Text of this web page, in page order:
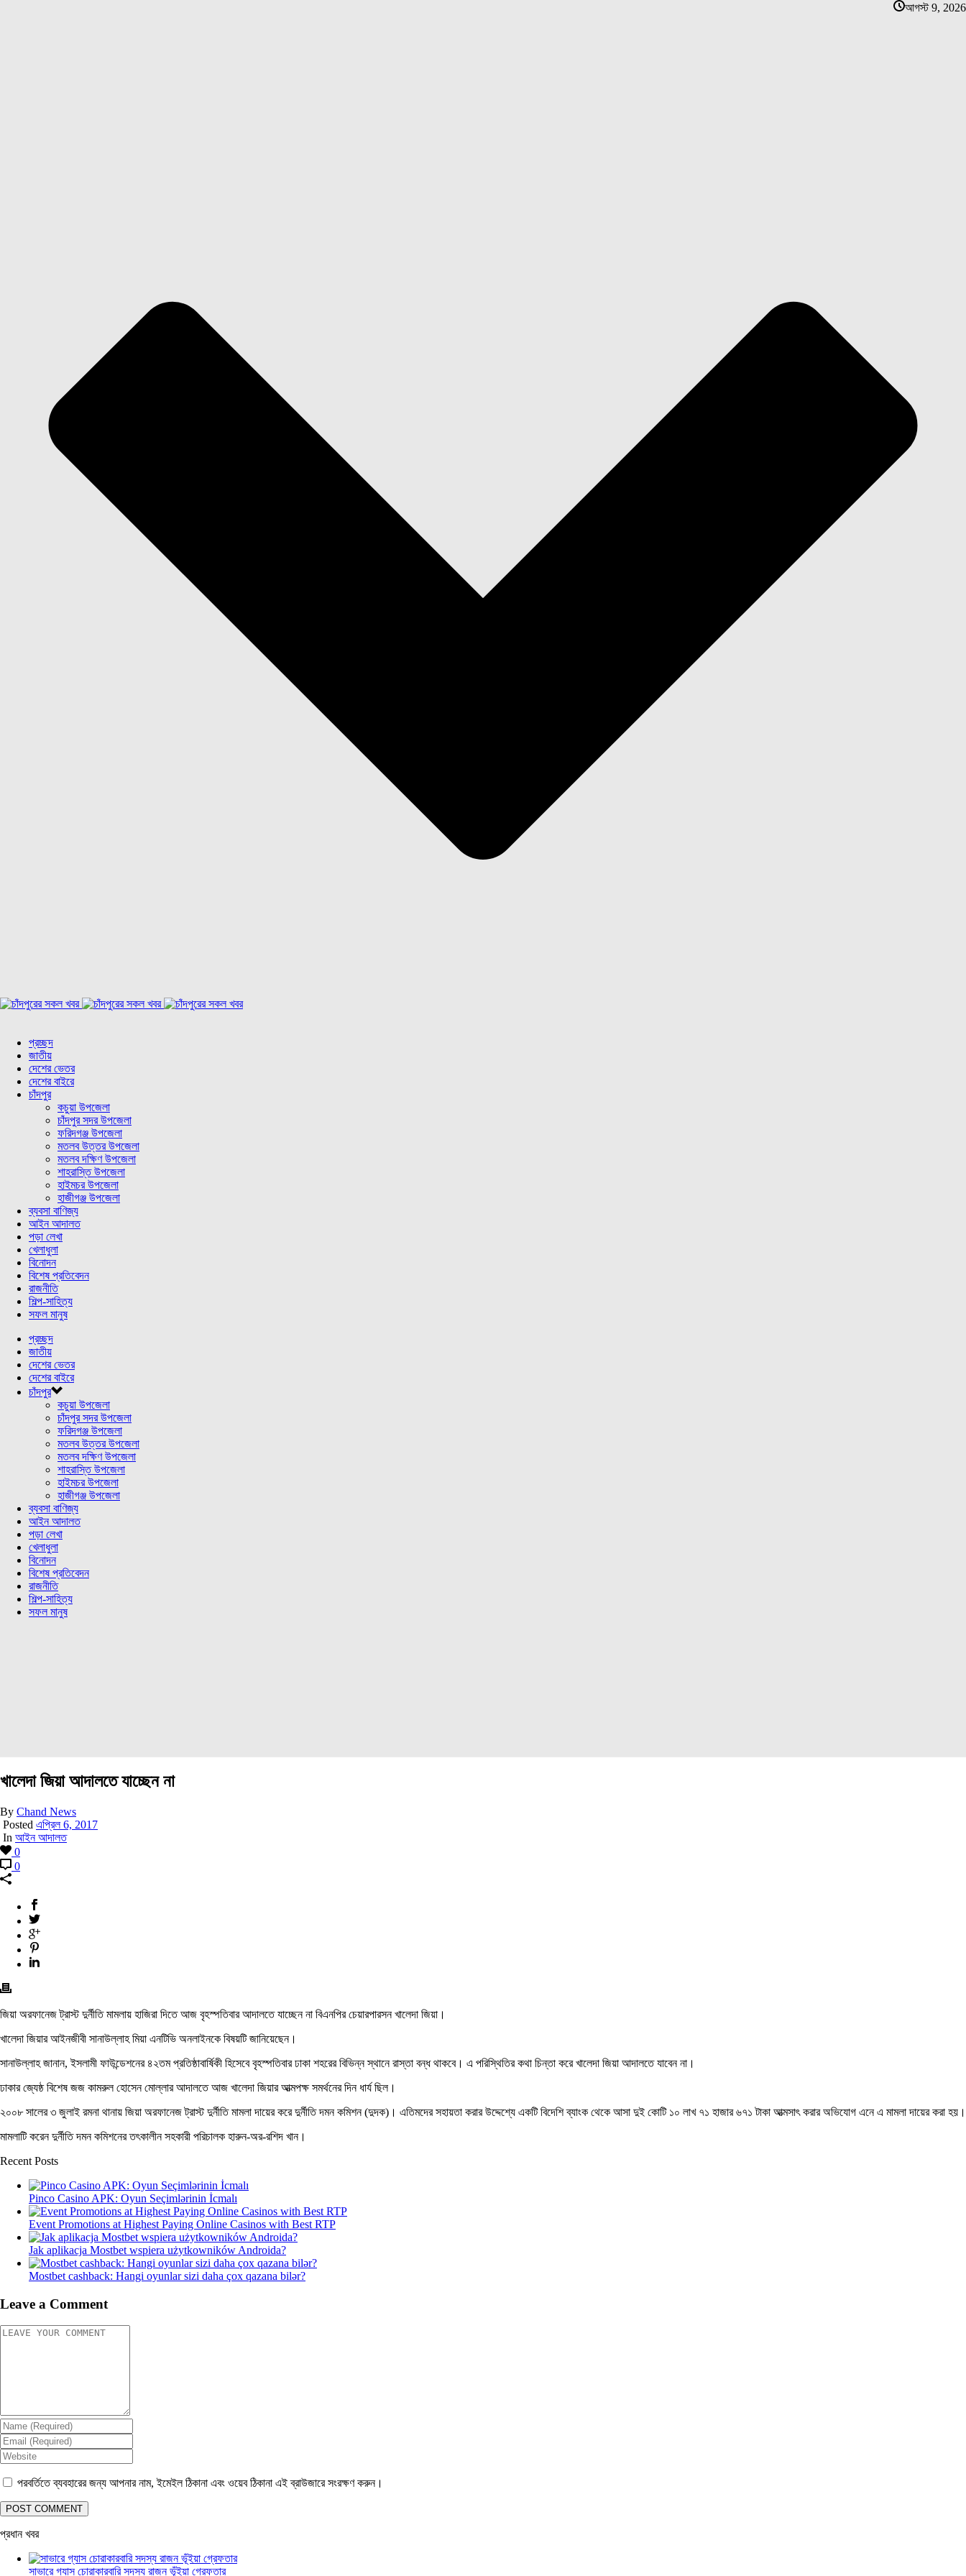
আগস্ট 9, 2026
প্রচ্ছদ
জাতীয়
দেশের ভেতর
দেশের বাইরে
চাঁদপুর
কচুয়া উপজেলা
চাঁদপুর সদর উপজেলা
ফরিদগঞ্জ উপজেলা
মতলব উত্তর উপজেলা
মতলব দক্ষিণ উপজেলা
শাহরাস্তি উপজেলা
হাইমচর উপজেলা
হাজীগঞ্জ উপজেলা
ব্যবসা বাণিজ্য
আইন আদালত
পড়া লেখা
খেলাধুলা
বিনোদন
বিশেষ প্রতিবেদন
রাজনীতি
শিল্প-সাহিত্য
সফল মানুষ
প্রচ্ছদ
জাতীয়
দেশের ভেতর
দেশের বাইরে
চাঁদপুর
কচুয়া উপজেলা
চাঁদপুর সদর উপজেলা
ফরিদগঞ্জ উপজেলা
মতলব উত্তর উপজেলা
মতলব দক্ষিণ উপজেলা
শাহরাস্তি উপজেলা
হাইমচর উপজেলা
হাজীগঞ্জ উপজেলা
ব্যবসা বাণিজ্য
আইন আদালত
পড়া লেখা
খেলাধুলা
বিনোদন
বিশেষ প্রতিবেদন
রাজনীতি
শিল্প-সাহিত্য
সফল মানুষ
খালেদা জিয়া আদালতে যাচ্ছেন না
By Chand News
Posted এপ্রিল 6, 2017
In আইন আদালত
0
0
জিয়া অরফানেজ ট্রাস্ট দুর্নীতি মামলায় হাজিরা দিতে আজ বৃহস্পতিবার আদালতে যাচ্ছেন না বিএনপির চেয়ারপারসন খালেদা জিয়া।
খালেদা জিয়ার আইনজীবী সানাউল্লাহ মিয়া এনটিভি অনলাইনকে বিষয়টি জানিয়েছেন।
সানাউল্লাহ জানান, ইসলামী ফাউন্ডেশনের ৪২তম প্রতিষ্ঠাবার্ষিকী হিসেবে বৃহস্পতিবার ঢাকা শহরের বিভিন্ন স্থানে রাস্তা বন্ধ থাকবে। এ পরিস্থিতির কথা চিন্তা করে খালেদা জিয়া আদালতে যাবেন না।
ঢাকার জ্যেষ্ঠ বিশেষ জজ কামরুল হোসেন মোল্লার আদালতে আজ খালেদা জিয়ার আত্মপক্ষ সমর্থনের দিন ধার্য ছিল।
২০০৮ সালের ৩ জুলাই রমনা থানায় জিয়া অরফানেজ ট্রাস্ট দুর্নীতি মামলা দায়ের করে দুর্নীতি দমন কমিশন (দুদক)। এতিমদের সহায়তা করার উদ্দেশ্যে একটি বিদেশি ব্যাংক থেকে আসা দুই কোটি ১০ লাখ ৭১ হাজার ৬৭১ টাকা আত্মসাৎ করার অভিযোগ এনে এ মামলা দায়ের করা হয়।
মামলাটি করেন দুর্নীতি দমন কমিশনের তৎকালীন সহকারী পরিচালক হারুন-অর-রশিদ খান।
Recent Posts
Pinco Casino APK: Oyun Seçimlərinin İcmalı
Event Promotions at Highest Paying Online Casinos with Best RTP
Jak aplikacja Mostbet wspiera użytkowników Androida?
Mostbet cashback: Hangi oyunlar sizi daha çox qazana bilər?
Leave a Comment
পরবর্তিতে ব্যবহারের জন্য আপনার নাম, ইমেইল ঠিকানা এবং ওয়েব ঠিকানা এই ব্রাউজারে সংরক্ষণ করুন।
প্রধান খবর
সাভারে গ্যাস চোরাকারবারি সদস্য রাজন ভূঁইয়া গ্রেফতার